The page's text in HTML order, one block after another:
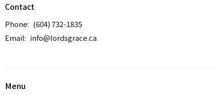
Contact
Phone: (604) 732-1835
Email: info@lordsgrace.ca
Menu